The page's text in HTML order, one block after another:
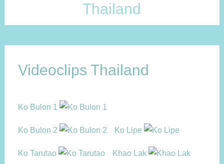
Thailand
Videoclips Thailand
Ko Bulon 1
Ko Bulon 2 Ko Lipe
Ko Tarutao Khao Lak